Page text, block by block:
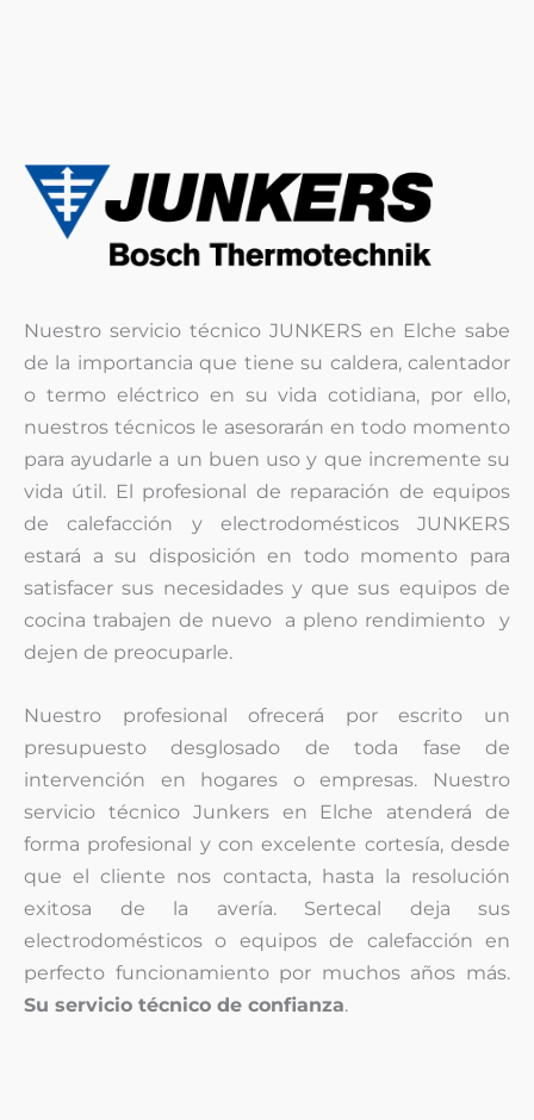
Nuestro servicio técnico JUNKERS en Elche sabe
de la importancia que tiene su caldera, calentador
o termo eléctrico en su vida cotidiana, por ello,
nuestros técnicos le asesorarán en todo momento
para ayudarle a un buen uso y que incremente su
vida útil. El profesional de reparación de equipos
de calefacción y electrodomésticos JUNKERS
estará a su disposición en todo momento para
satisfacer sus necesidades y que sus equipos de
cocina trabajen de nuevo a pleno rendimiento y
dejen de preocuparle.
Nuestro profesional ofrecerá por escrito un
presupuesto desglosado de toda fase de
intervención en hogares o empresas. Nuestro
servicio técnico Junkers en Elche atenderá de
forma profesional y con excelente cortesía, desde
que el cliente nos contacta, hasta la resolución
exitosa de la avería. Sertecal deja sus
electrodomésticos o equipos de calefacción en
perfecto funcionamiento por muchos años más.
Su servicio técnico de confianza.